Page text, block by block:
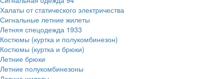
Халаты от статического электричества
Сигнальные летние жилеты
Летняя спецодежда 1933
Костюмы (куртка и полукомбинезон)
Костюмы (куртка и брюки)
Летние брюки
Летние полукомбинезоны